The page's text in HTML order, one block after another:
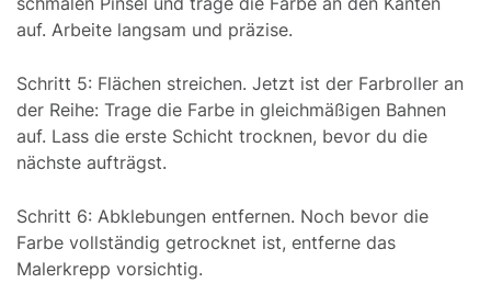
auf. Arbeite langsam und präzise.
Schritt 5: Flächen streichen. Jetzt ist der Farbroller an
der Reihe: Trage die Farbe in gleichmäßigen Bahnen
auf. Lass die erste Schicht trocknen, bevor du die
nächste aufträgst.
Schritt 6: Abklebungen entfernen. Noch bevor die
Farbe vollständig getrocknet ist, entferne das
Malerkrepp vorsichtig.